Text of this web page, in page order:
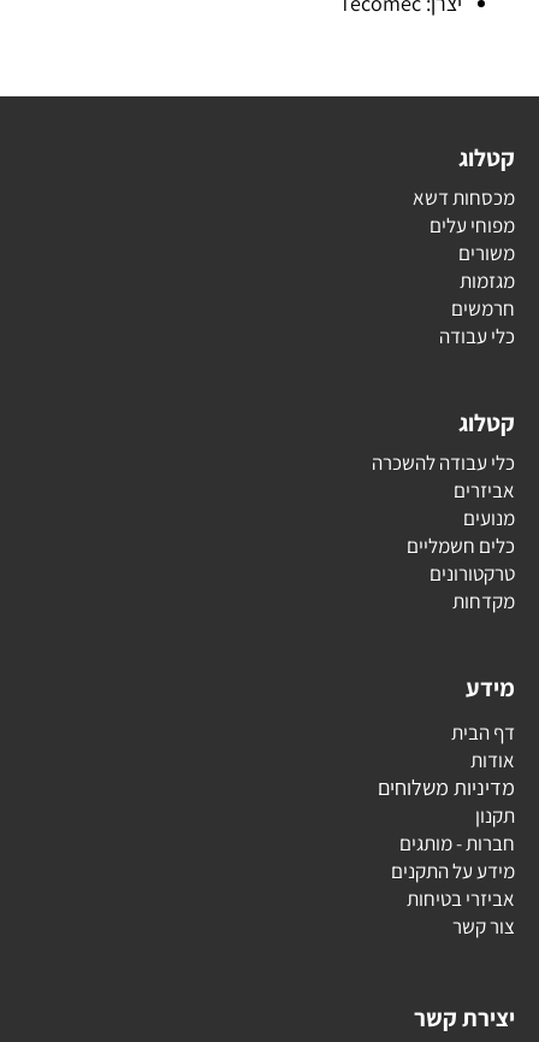
קטלוג
מכסחות דשא
מפוחי עלים
משורים
מגזמות
חרמשים
כלי עבודה
קטלוג
כלי עבודה להשכרה
אביזרים
מנועים
כלים חשמליים
טרקטורונים
מקדחות
מידע
דף הבית
אודות
מדיניות משלוחים
תקנון
חברות - מותגים
מידע על התקנים
אביזרי בטיחות
צור קשר
יצירת קשר